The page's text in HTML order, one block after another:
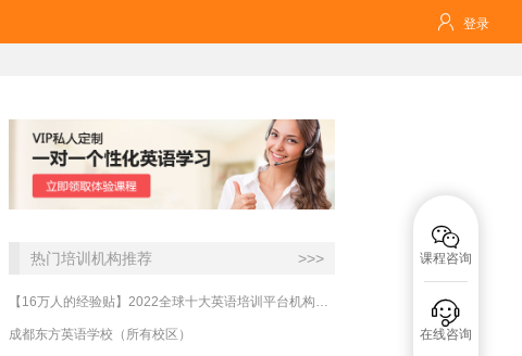
 登录

课程咨询

在线咨询
热门培训机构推荐 >>>
成都东方英语学校（所有校区）